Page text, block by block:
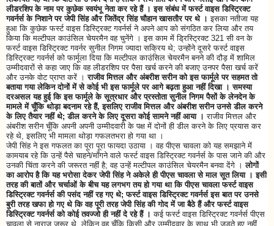
लीडरशिप के नाम पर कुछेक स्वयंभू नेता कर रहे हैं । इस संबंध में फर्स्ट वाइस डिस्ट्रिक्ट
गवर्नर्स के निशाने पर जेपी सिंह और जितेंद्र सिंह चौहान खासतौर पर थे । इसका नतीजा यह
हुआ कि कुछेक फर्स्ट वाइस डिस्ट्रिक्ट गवर्नर्स ने अपने आप को संगठित कर लिया और तय
किया कि मल्टीपल काउंसिल चेयरमैन वह चुनेंगे । इस काम में ड्रिस्ट्रिक्ट 321 सी वन के
फर्स्ट वाइस डिस्ट्रिक्ट गवर्नर सुनील निगम ज्यादा सक्रिय थे; उन्होंने दूसरे फर्स्ट वाइस
डिस्ट्रिक्ट गवर्नर्स को फार्मूला दिया कि मल्टीपल काउंसिल चेयरमैन बनने की दौड़ में शामिल
उम्मीदवारों से कहा जाए कि वह लीडरशिप पर पैसा खर्च करने की बजाए उनपर पैसा खर्च करें
और उनके वोट प्राप्त करें ।राजीव मित्तल और अंबरीश सरीन को इस फार्मूले पर सहमत तो
बताया गया लेकिन दोनों में से कोई भी इस फार्मूले पर आगे बढ़ता हुआ नहीं दिखा । समस्या
दरअसल यह हुई कि इस फार्मूले के सूत्रधार और प्रस्तोता सुनील निगम पैसों के लेनदेन के
मामले में चूँकि थोड़ा बदनाम रहे हैं, इसलिए राजीव मित्तल और अंबरीश सरीन उनसे डील करने
के लिए तैयार नहीं थे; डील करने के लिए दूसरा कोई सामने नहीं आया । राजीव मित्तल और
अंबरीश सरीन चूँकि अपनी अपनी उम्मीदवारी के पक्ष में दोनों ही डील करने के लिए प्रयास कर
रहे थे, इसलिए भी मामला थोड़ा गफलतभरा हो गया था ।
जेपी सिंह ने इस गफलत का पूरा पूरा फायदा उठाया । वह पीएस चावला को यह समझाने में
कामयाब रहे कि उन्हें पैसे चाहने/माँगने वाले फर्स्ट वाइस डिस्ट्रिक्ट गवर्नर्स के पास जाने की और
उनकी चिंता करने की जरूरत नहीं है; वह उन्हें मल्टीपल काउंसिल चेयरमैन बनवा देंगे ।लोगों
का आरोप है कि यह भरोसा देकर जेपी सिंह ने अकेले ही पीएस चावला से माल सूत लिया । इसी
तरह की बातों और चर्चाओं के बीच यह लगभग तय हो गया था कि पीएस चावला फर्स्ट वाइस
डिस्ट्रिक्ट गवर्नर्स की पसंद नहीं रह गए थे; फर्स्ट वाइस डिस्ट्रिक्ट गवर्नर्स इस बात पर उनसे
बुरी तरह खफा हो गए थे कि वह पूरी तरह जेपी सिंह की गोद में जा बैठे हैं और फर्स्ट वाइस
डिस्ट्रिक्ट गवर्नर्स को कोई तवज्जो ही नहीं दे रहे हैं । कई फर्स्ट वाइस डिस्ट्रिक्ट गवर्नर्स पीएस
चावला से नाराज जरूर थे, लेकिन वह चूँकि किसी और उम्मीदवार के साथ भी जुड़ते हुए नहीं